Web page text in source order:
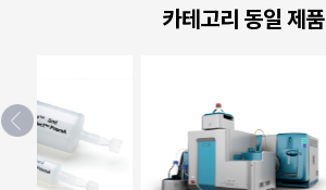
카테고리 동일 제품